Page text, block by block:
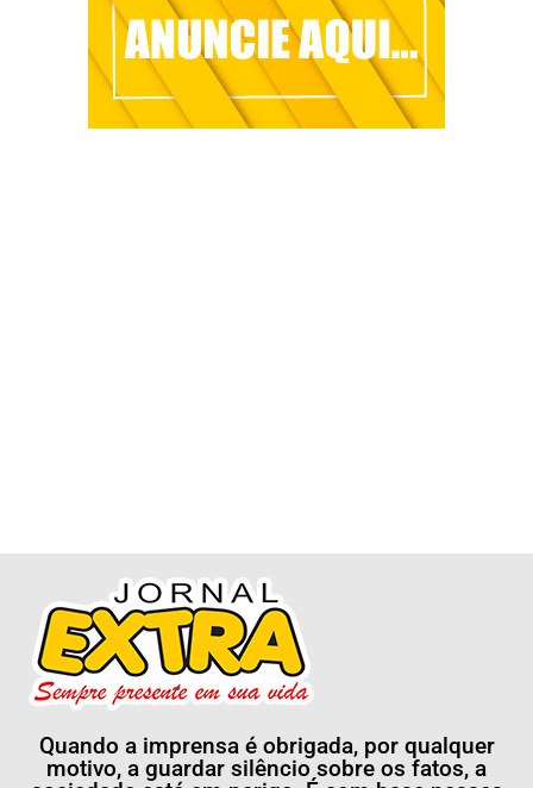
Quando a imprensa é obrigada, por qualquer
motivo, a guardar silêncio sobre os fatos, a